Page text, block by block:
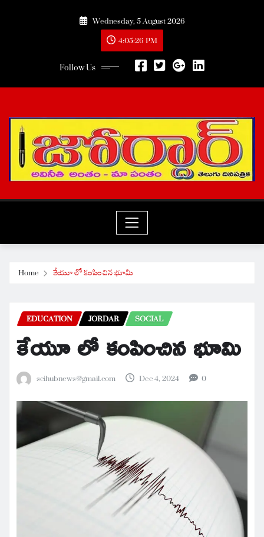
Wednesday, 5 August 2026
4:05:27 PM
Follow Us
Home కేయూ లో కంపించిన భూమి
EDUCATION JORDAR SOCIAL
కేయూ లో కంపించిన భూమి
scihubnews@gmail.com Dec 4, 2024 0